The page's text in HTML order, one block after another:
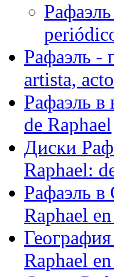
Рафаэль -
artista,
Рафаэль в
de Raphael
Диски
Raphael:
Рафаэль
Raphael
Raphael